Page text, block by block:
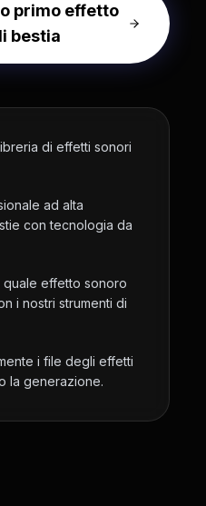
primo effetto
bestia
di effetti sonori
ad alta
con tecnologia da
quale effetto sonoro
i nostri strumenti di
i file degli effetti
la generazione.